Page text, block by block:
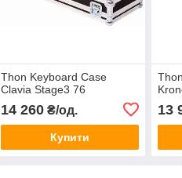
Thon Keyboard Case
Clavia Stage3 76
14 260₴/од.
Купити
13